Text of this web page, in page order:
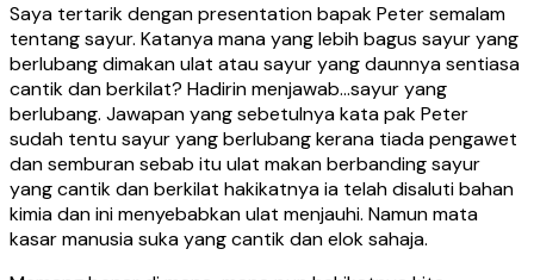
Saya tertarik dengan presentation bapak Peter semalam
tentang sayur. Katanya mana yang lebih bagus sayur yang
berlubang dimakan ulat atau sayur yang daunnya sentiasa
cantik dan berkilat? Hadirin menjawab…sayur yang
berlubang. Jawapan yang sebetulnya kata pak Peter
sudah tentu sayur yang berlubang kerana tiada pengawet
dan semburan sebab itu ulat makan berbanding sayur
yang cantik dan berkilat hakikatnya ia telah disaluti bahan
kimia dan ini menyebabkan ulat menjauhi. Namun mata
kasar manusia suka yang cantik dan elok sahaja.